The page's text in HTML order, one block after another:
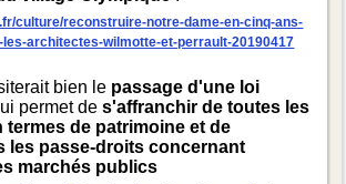
culture/reconstruire-notre-dame-en-cinq-ans-
architectes-wilmotte-et-perrault-20190417
bien le passage d'une loi
permet des'affranchir de toutes les
termes de patrimoine et de
les passe-droits concernant
marchés publics